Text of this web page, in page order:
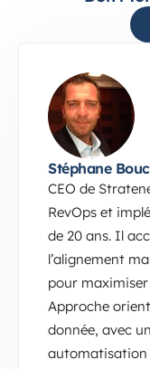
Stéphane
CEO de
RevOps et
de 20 ans. Il
l’alignement
pour
Approche
donnée, avec
automatisation